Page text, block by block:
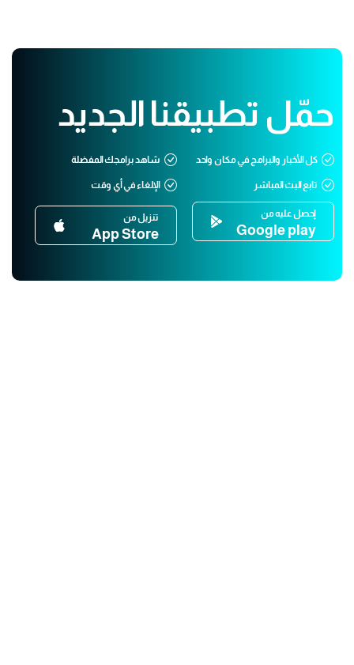
حمّل تطبيقنا الجديد
كل الأخبار والبرامج في مكان واحد شاهد برامجك المفضلة
تابع البث المباشر الإلغاء في أي وقت
إحصل عليه من
Google play
تنزيل من
App Store